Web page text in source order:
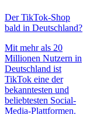
Der TikTok-Shop
bald in Deutschland?
Mit mehr als 20
Millionen Nutzern in
Deutschland ist
TikTok eine der
bekanntesten und
beliebtesten Social-
Media-Plattformen.